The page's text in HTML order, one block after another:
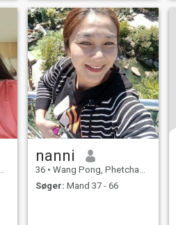
nanni
36 • Wang Pong, Phetchabun, Thailand
Søger: Mand 37 - 66